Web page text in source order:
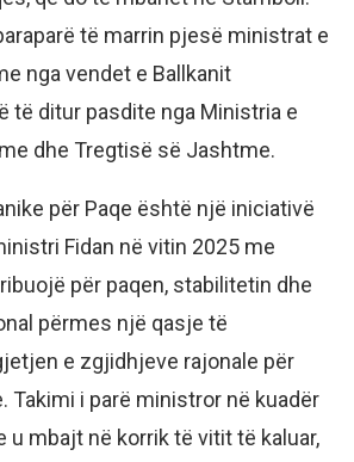
të marrin pjesë ministrat e
nga vendet e Ballkanit
të ditur pasdite nga Ministria e
dhe Tregtisë së Jashtme.
për Paqe është një iniciativë
Fidan në vitin 2025 me
për paqen, stabilitetin dhe
përmes një qasje të
e zgjidhjeve rajonale për
Takimi i parë ministror në kuadër
u mbajt në korrik të vitit të kaluar,